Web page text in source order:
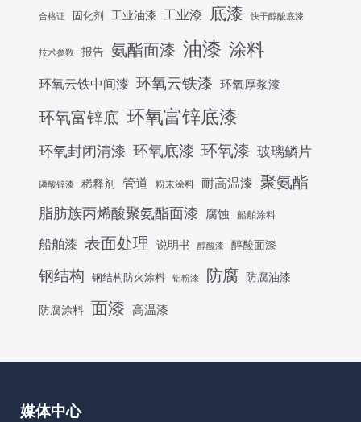
合格证 固化剂 工业油漆 工业漆 底漆 快干醇酸底漆
技术参数 报告 氨酯面漆 油漆 涂料
环氧云铁中间漆 环氧云铁漆 环氧厚浆漆
环氧富锌底 环氧富锌底漆
环氧封闭清漆 环氧底漆 环氧漆 玻璃鳞片
磷酸锌漆 稀释剂 管道 粉末涂料 耐高温漆 聚氨酯
脂肪族丙烯酸聚氨酯面漆 腐蚀 船舶涂料
船舶漆 表面处理 说明书 醇酸漆 醇酸面漆
钢结构 钢结构防火涂料 铝粉漆 防腐 防腐油漆
防腐涂料 面漆 高温漆
媒体中心